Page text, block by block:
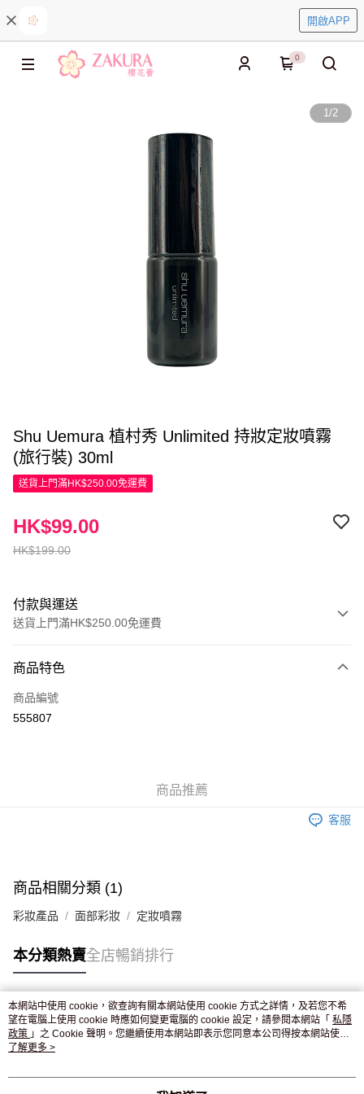
開啟APP
0
1/2
Shu Uemura 植村秀 Unlimited 持妝定妝噴霧
(旅行裝) 30ml
送貨上門滿HK$250.00免運費
HK$199.00
HK$99.00
付款與運送
送貨上門滿HK$250.00免運費
信用卡
Apple Pay
付款後門市自取，訂單確認後2-4個工作天到店，7天內取。逾期後
商品特色
商品編號
555807
商品推薦
客服
商品相關分類 (1)
彩妝產品 面部彩妝 定妝噴霧
本分類熱賣全店暢銷排行
熱門標籤
熱銷排行
本網站中使用 cookie，欲查詢有關本網站使用 cookie 方式之詳情，及若您不希
望在電腦上使用 cookie 時應如何變更電腦的 cookie 設定，請參閱本網站「 私隱
政策 」之 Cookie 聲明。您繼續使用本網站即表示您同意本公司得按本網站使用
條款之 Cookie 聲明使用 cookie。
了解更多 >